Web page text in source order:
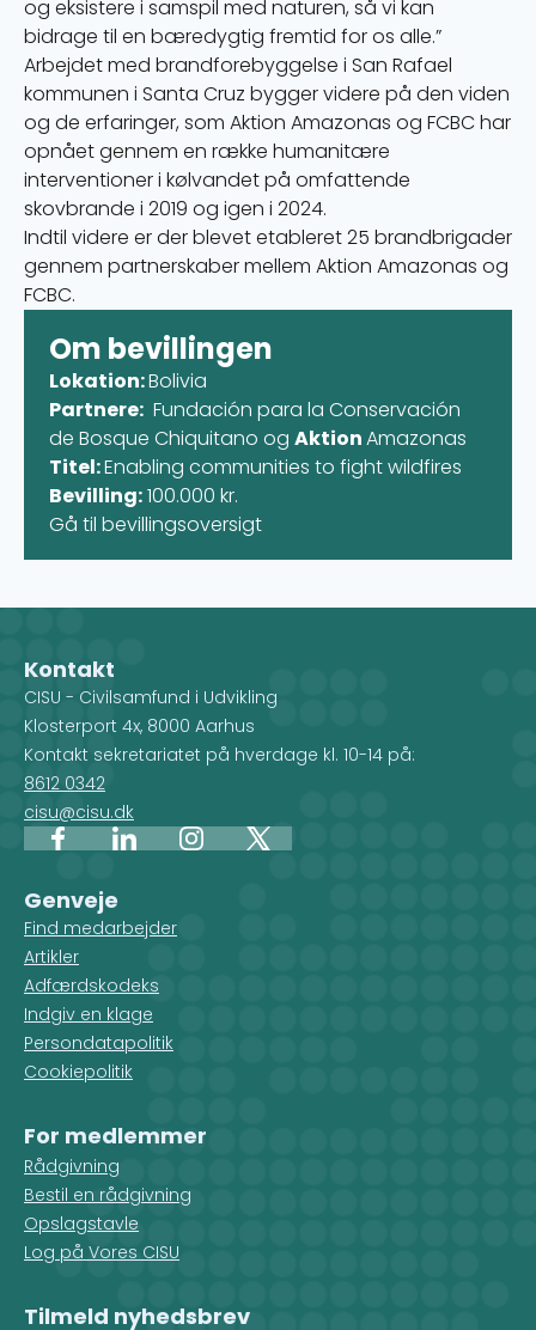
og eksistere i samspil med naturen, så vi kan
bidrage til en bæredygtig fremtid for os alle.”
Arbejdet med brandforebyggelse i San Rafael
kommunen i Santa Cruz bygger videre på den viden
og de erfaringer, som Aktion Amazonas og FCBC har
opnået gennem en række humanitære
interventioner i kølvandet på omfattende
skovbrande i 2019 og igen i 2024.
Indtil videre er der blevet etableret 25 brandbrigader
gennem partnerskaber mellem Aktion Amazonas og
FCBC.
Om bevillingen
Lokation:Bolivia
Partnere: Fundación para la Conservación
de Bosque Chiquitano og AktionAmazonas
Titel:Enabling communities to fight wildfires
Bevilling:100.000 kr.
Gå til bevillingsoversigt
Kontakt
CISU - Civilsamfund i Udvikling
Klosterport 4x, 8000 Aarhus
Kontakt sekretariatet på hverdage kl. 10-14 på:
8612 0342
cisu@cisu.dk
FacebookLinkedInInstagram
X
Genveje
Find medarbejder
Artikler
Adfærdskodeks
Indgiv en klage
Persondatapolitik
Cookiepolitik
For medlemmer
Rådgivning
Bestil en rådgivning
Opslagstavle
Log på Vores CISU
Tilmeld nyhedsbrev